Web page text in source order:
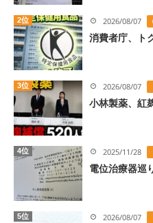
2位 2026/08/07
消費者庁、ト
3位 2026/08/07
小林製薬、紅
4位 2025/11/28
電位治療器巡
5位 2026/08/07